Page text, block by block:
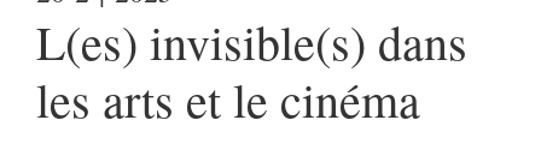
L(es) invisible(s) dans
les arts et le cinéma